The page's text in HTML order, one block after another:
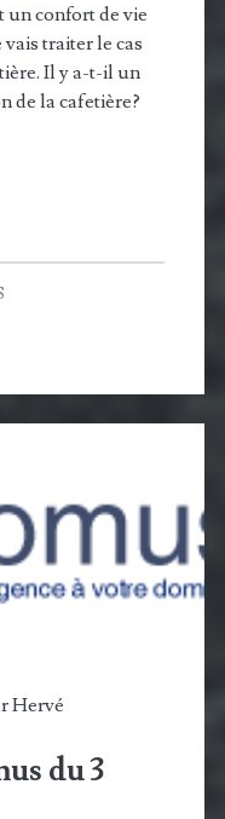
un confort de vie
traiter le cas
Il y a-t-il un
de la cafetière?
Hervé
du 3